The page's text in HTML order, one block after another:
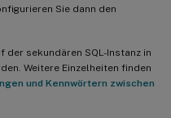
Sie dann den
der sekundären SQL-Instanz in
Weitere Einzelheiten finden
und Kennwörtern zwischen